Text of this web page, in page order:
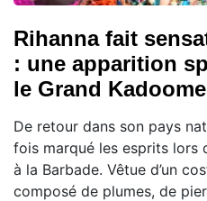
Rihanna fait
: une apparition
le Grand
De retour dans son pays
fois marqué les esprits lors
à la Barbade. Vêtue d’un
composé de plumes, de